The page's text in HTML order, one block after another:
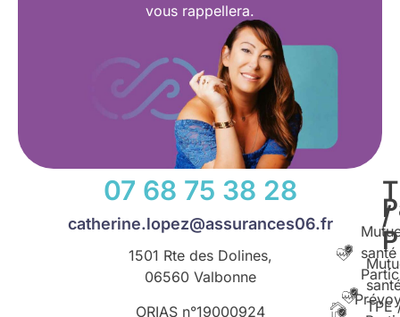
vous rappellera.
07 68 75 38 28
catherine.lopez@assurances06.fr
1501 Rte des Dolines,
06560 Valbonne
ORIAS n°19000924
/
TPE